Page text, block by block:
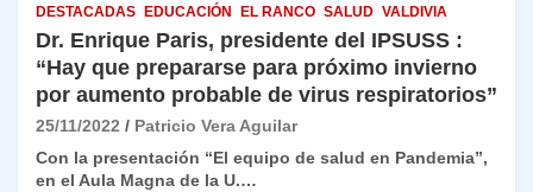
DESTACADAS EDUCACIÓN EL RANCO SALUD VALDIVIA
Dr. Enrique Paris, presidente del IPSUSS :
“Hay que prepararse para próximo invierno
por aumento probable de virus respiratorios”
25/11/2022
Patricio Vera Aguilar
Con la presentación “El equipo de salud en Pandemia”,
en el Aula Magna de la U.…